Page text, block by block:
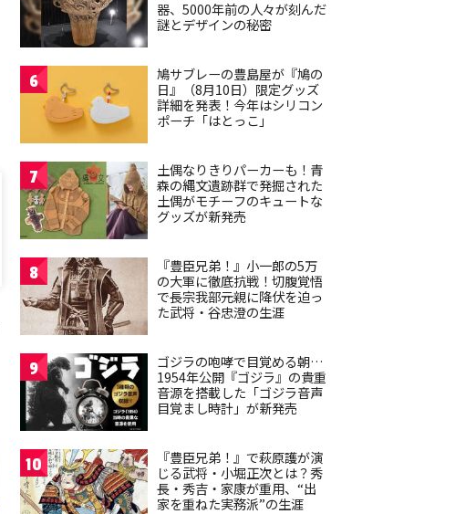
器、5000年前の人々が刻んだ
謎とデザインの秘密
6
鳩サブレーの豊島屋が『鳩の
日』（8月10日）限定グッズ
詳細を発表！今年はシリコン
ポーチ「はとっこ」
7
土偶なりきりパーカーも！青
森の縄文遺跡群で発掘された
土偶がモチーフのキュートな
グッズが新発売
8
『豊臣兄弟！』小一郎の5万
の大軍に徹底抗戦！切腹覚悟
で長宗我部元親に降伏を迫っ
た武将・谷忠澄の生涯
9
ゴジラの咆哮で目覚める朝…
1954年公開『ゴジラ』の貴重
音源を搭載した「ゴジラ音声
目覚まし時計」が新発売
10
『豊臣兄弟！』で萩原護が演
じる武将・小堀正次とは？秀
長・秀吉・家康が重用、“出
家を重ねた実務派”の生涯